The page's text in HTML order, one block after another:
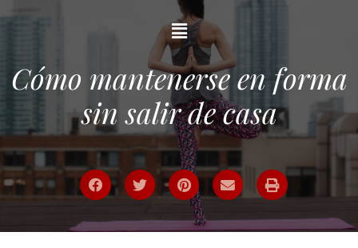
Cómo mantenerse en forma
sin salir de casa